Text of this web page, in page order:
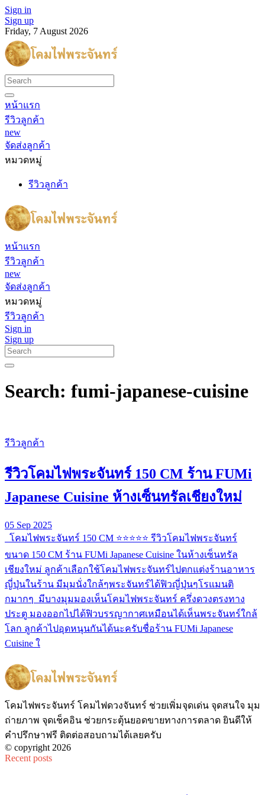
Sign in
Sign up
Friday, 7 August 2026
หน้าแรก
รีวิวลูกค้า
new
จัดส่งลูกค้า
หมวดหมู่
รีวิวลูกค้า
หน้าแรก
รีวิวลูกค้า
new
จัดส่งลูกค้า
หมวดหมู่
รีวิวลูกค้า
Sign in
Sign up
Search: fumi-japanese-cuisine
รีวิวลูกค้า
รีวิวโคมไฟพระจันทร์ 150 CM ร้าน FUMi
Japanese Cuisine ห้างเซ็นทรัลเชียงใหม่
05 Sep 2025
โคมไฟพระจันทร์ 150 CM ⭐️⭐️⭐️⭐️⭐️ รีวิวโคมไฟพระจันทร์
ขนาด 150 CM ร้าน FUMi Japanese Cuisine ในห้างเซ็นทรัล
เชียงใหม่ ลูกค้าเลือกใช้โคมไฟพระจันทร์ไปตกแต่งร้านอาหาร
ญี่ปุ่นในร้าน มีมุมนั่งใกล้ๆพระจันทร์ได้ฟิวญี่ปุ่นๆโรแมนติ
กมากๆ มีบางมุมมองเห็นโคมไฟพระจันทร์ ครึ่งดวงตรงทาง
ประตู มองออกไปได้ฟิวบรรญากาศเหมือนได้เห็นพระจันทร์ใกล้
โลก ลูกค้าไปอุดหนุนกันได้นะครับชื่อร้าน FUMi Japanese
Cuisine ใ
โคมไฟพระจันทร์ โคมไฟดวงจันทร์ ช่วยเพิ่มจุดเด่น จุดสนใจ มุม
ถ่ายภาพ จุดเช็คอิน ช่วยกระตุ้นยอดขายทางการตลาด ยินดีให้
คำปรึกษาฟรี ติดต่อสอบถามได้เลยครับ
© copyright 2026
Recent posts